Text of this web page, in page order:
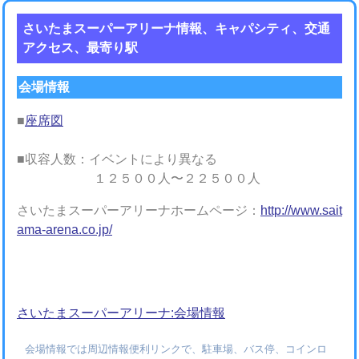
さいたまスーパーアリーナ情報、キャパシティ、交通
アクセス、最寄り駅
会場情報
■座席図
■収容人数：イベントにより異なる
１２５００人〜２２５００人
さいたまスーパーアリーナホームページ： http://www.sait
ama-arena.co.jp/
さいたまスーパーアリーナ:会場情報
会場情報では周辺情報便利リンクで、駐車場、バス停、コインロ